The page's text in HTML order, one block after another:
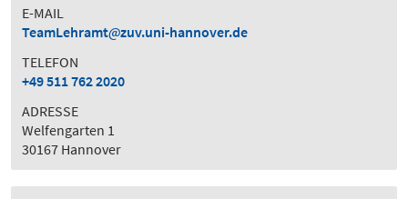
E-MAIL
TeamLehramt
zuv.uni-hannover.de
TELEFON
+49 511 762 2020
ADRESSE
Welfengarten 1
30167 Hannover